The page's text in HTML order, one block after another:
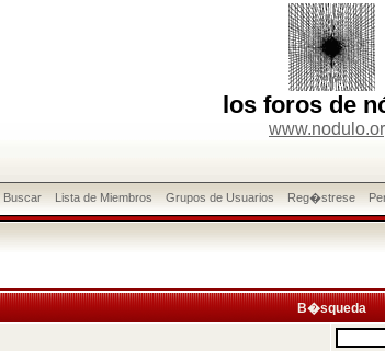
los foros de
Buscar Lista de Miembros Grupos de Usuarios Reg�strese
B�squeda